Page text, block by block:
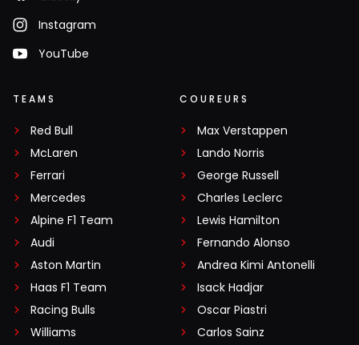
Instagram
YouTube
TEAMS
Red Bull
McLaren
Ferrari
Mercedes
Alpine F1 Team
Audi
Aston Martin
Haas F1 Team
Racing Bulls
Williams
COUREURS
Max Verstappen
Lando Norris
George Russell
Charles Leclerc
Lewis Hamilton
Fernando Alonso
Andrea Kimi Antonelli
Isack Hadjar
Oscar Piastri
Carlos Sainz